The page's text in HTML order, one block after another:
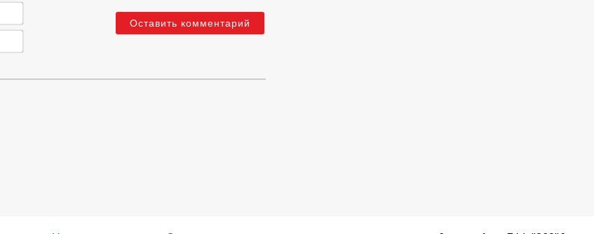
Имя*
Email*